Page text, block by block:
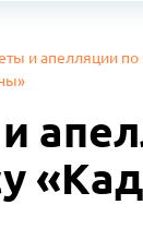
и апелляции по